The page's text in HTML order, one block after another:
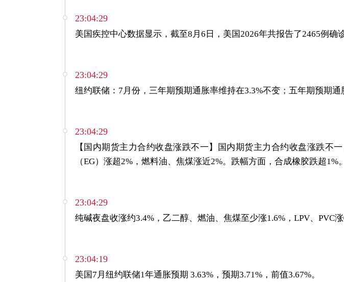
23:04:29
美国疾控中心数据显示，截至8月6日，美国2026年共报告了2465例确
23:04:29
纽约联储：7月份，三年期预期通胀率维持在3.3%不变；五年期预期通
23:04:29
【国内期货主力合约收盘涨跌不一】
国内期货主力合约收盘涨跌不
（EG）涨超2%，燃料油、焦煤涨近2%。跌幅方面，合成橡胶跌超1%。
23:04:29
纯碱夜盘收涨约3.4%，乙二醇、燃油、焦煤至少涨1.6%，LPV、PVC涨
23:04:19
美国7月纽约联储1年通胀预期 3.63%，预期3.71%，前值3.67%。